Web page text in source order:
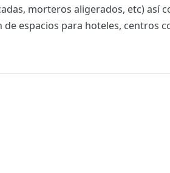
morteros aligerados, etc) así
espacios para hoteles, centros